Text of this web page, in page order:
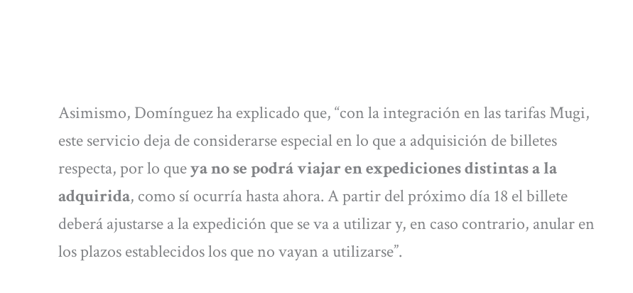
Asimismo, Domínguez ha explicado que, “con la integración en las tarifas Mugi,
este servicio deja de considerarse especial en lo que a adquisición de billetes
respecta, por lo queya no se podrá viajar en expediciones distintas a la
adquirida, como sí ocurría hasta ahora. A partir del próximo día 18 el billete
deberá ajustarse a la expedición que se va a utilizar y, en caso contrario, anular en
los plazos establecidos los que no vayan a utilizarse”.